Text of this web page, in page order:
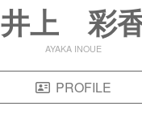
井上 彩
AYAKA INOUE
PROFILE